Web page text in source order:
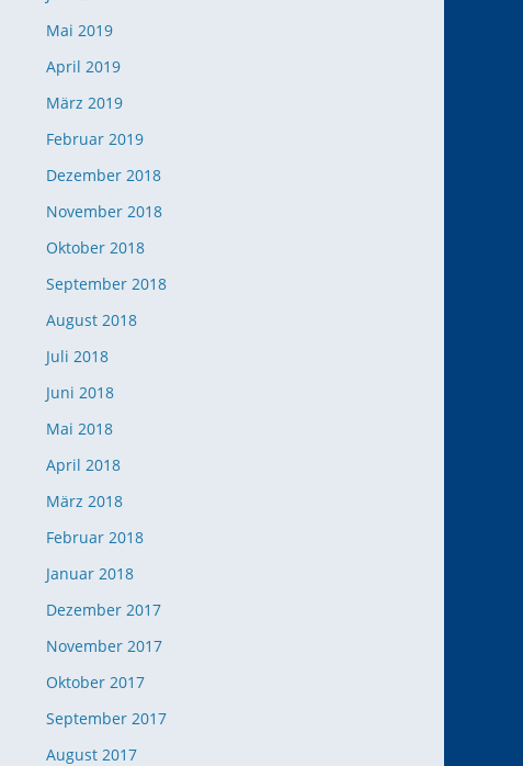
Mai 2019
April 2019
März 2019
Februar 2019
Dezember 2018
November 2018
Oktober 2018
September 2018
August 2018
Juli 2018
Juni 2018
Mai 2018
April 2018
März 2018
Februar 2018
Januar 2018
Dezember 2017
November 2017
Oktober 2017
September 2017
August 2017